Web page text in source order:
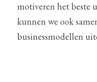
motiveren het beste
kunnen we ook
businessmodellen